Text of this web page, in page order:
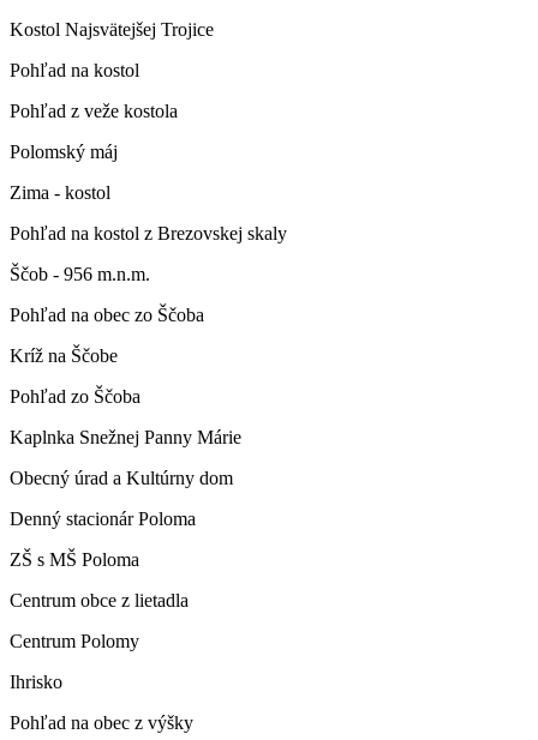
Kostol Najsvätejšej Trojice
Pohľad na kostol
Pohľad z veže kostola
Polomský máj
Zima - kostol
Pohľad na kostol z Brezovskej skaly
Ščob - 956 m.n.m.
Pohľad na obec zo Ščoba
Kríž na Ščobe
Pohľad zo Ščoba
Kaplnka Snežnej Panny Márie
Obecný úrad a Kultúrny dom
Denný stacionár Poloma
ZŠ s MŠ Poloma
Centrum obce z lietadla
Centrum Polomy
Ihrisko
Pohľad na obec z výšky